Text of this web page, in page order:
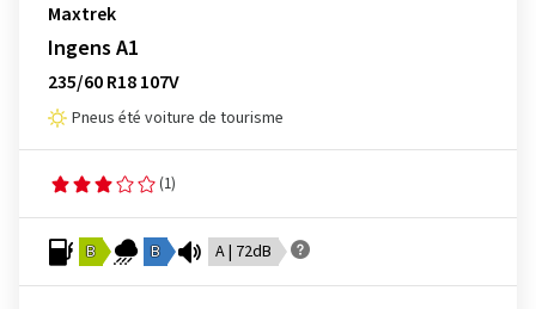
Maxtrek
Ingens A1
235/60 R18 107V
Pneus été voiture de tourisme
(1)
B B A | 72dB